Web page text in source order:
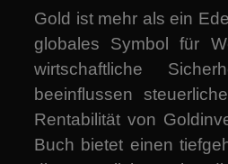
Gold ist mehr als ein
globales Symbol für
wirtschaftliche
beeinflussen
Rentabilität von
Buch bietet einen